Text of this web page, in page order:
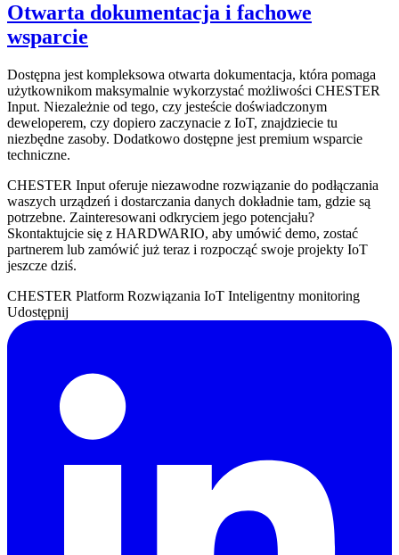
Otwarta dokumentacja i fachowe
wsparcie
Dostępna jest kompleksowa otwarta dokumentacja, która pomaga
użytkownikom maksymalnie wykorzystać możliwości CHESTER
Input. Niezależnie od tego, czy jesteście doświadczonym
deweloperem, czy dopiero zaczynacie z IoT, znajdziecie tu
niezbędne zasoby. Dodatkowo dostępne jest premium wsparcie
techniczne.
CHESTER Input oferuje niezawodne rozwiązanie do podłączania
waszych urządzeń i dostarczania danych dokładnie tam, gdzie są
potrzebne. Zainteresowani odkryciem jego potencjału?
Skontaktujcie się z HARDWARIO, aby umówić demo, zostać
partnerem lub zamówić już teraz i rozpocząć swoje projekty IoT
jeszcze dziś.
CHESTER Platform Rozwiązania IoT Inteligentny monitoring
Udostępnij